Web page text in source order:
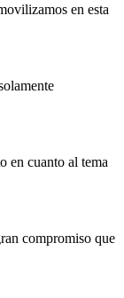
en esta
en cuanto al tema
compromiso que